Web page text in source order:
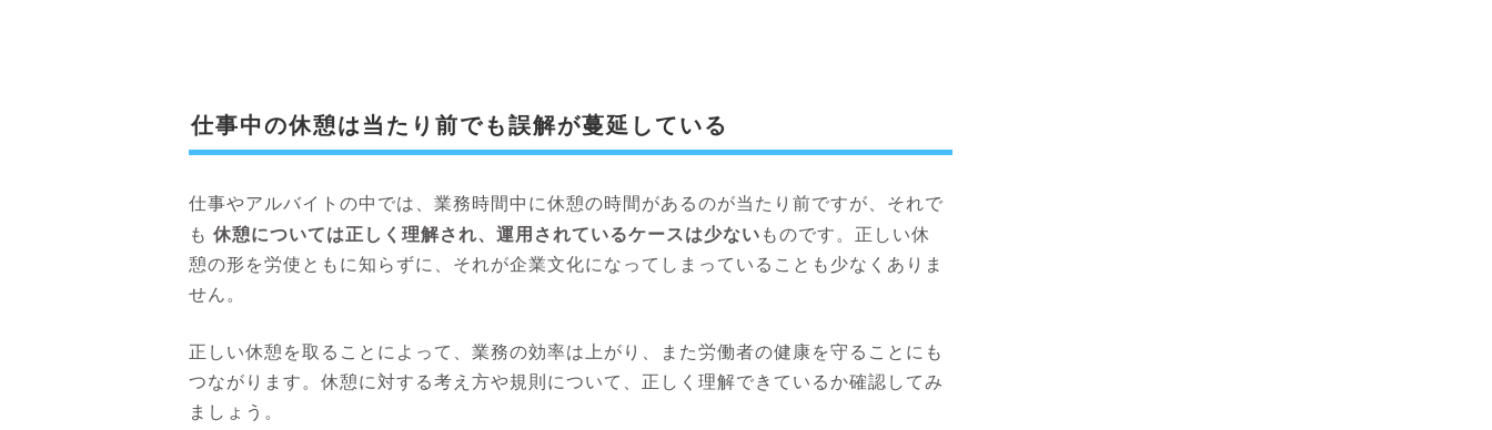
仕事中の休憩は当たり前でも誤解が蔓延している
仕事やアルバイトの中では、業務時間中に休憩の時間があるのが当たり前ですが、それで
も 休憩については正しく理解され、運用されているケースは少ない ものです。正しい休
憩の形を労使ともに知らずに、それが企業文化になってしまっていることも少なくありま
せん。
正しい休憩を取ることによって、業務の効率は上がり、また労働者の健康を守ることにも
つながります。休憩に対する考え方や規則について、正しく理解できているか確認してみ
ましょう。